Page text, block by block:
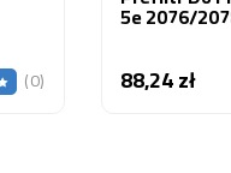
(0)
5e 2076/
88,24 złCena